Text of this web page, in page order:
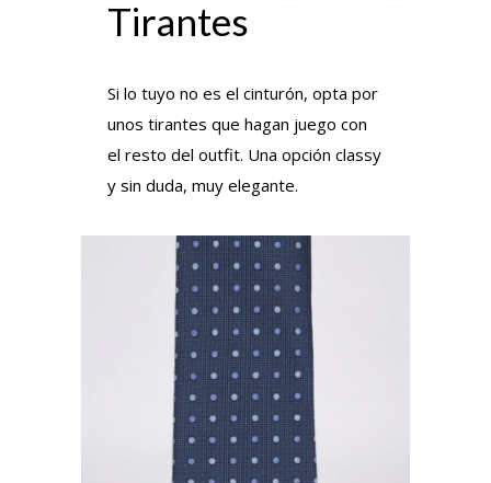
Tirantes
Si lo tuyo no es el cinturón, opta por
unos tirantes que hagan juego con
el resto del outfit. Una opción classy
y sin duda, muy elegante.